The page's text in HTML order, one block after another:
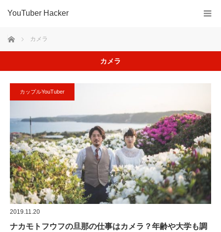
YouTuber Hacker
ホーム カメラ
カメラ
カップルYouTuber
2019.11.20
ナカモトフウフの旦那の仕事はカメラ？年齢や大学も調